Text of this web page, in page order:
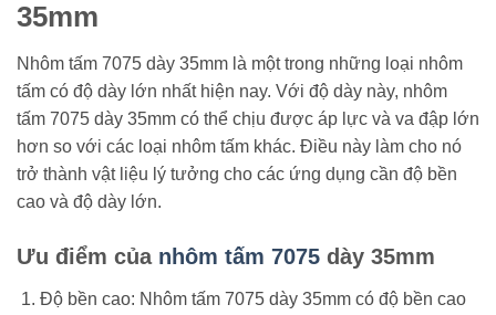
35mm
Nhôm tấm 7075 dày 35mm là một trong những loại nhôm
tấm có độ dày lớn nhất hiện nay. Với độ dày này, nhôm
tấm 7075 dày 35mm có thể chịu được áp lực và va đập lớn
hơn so với các loại nhôm tấm khác. Điều này làm cho nó
trở thành vật liệu lý tưởng cho các ứng dụng cần độ bền
cao và độ dày lớn.
Ưu điểm của nhôm tấm 7075 dày 35mm
Độ bền cao: Nhôm tấm 7075 dày 35mm có độ bền cao